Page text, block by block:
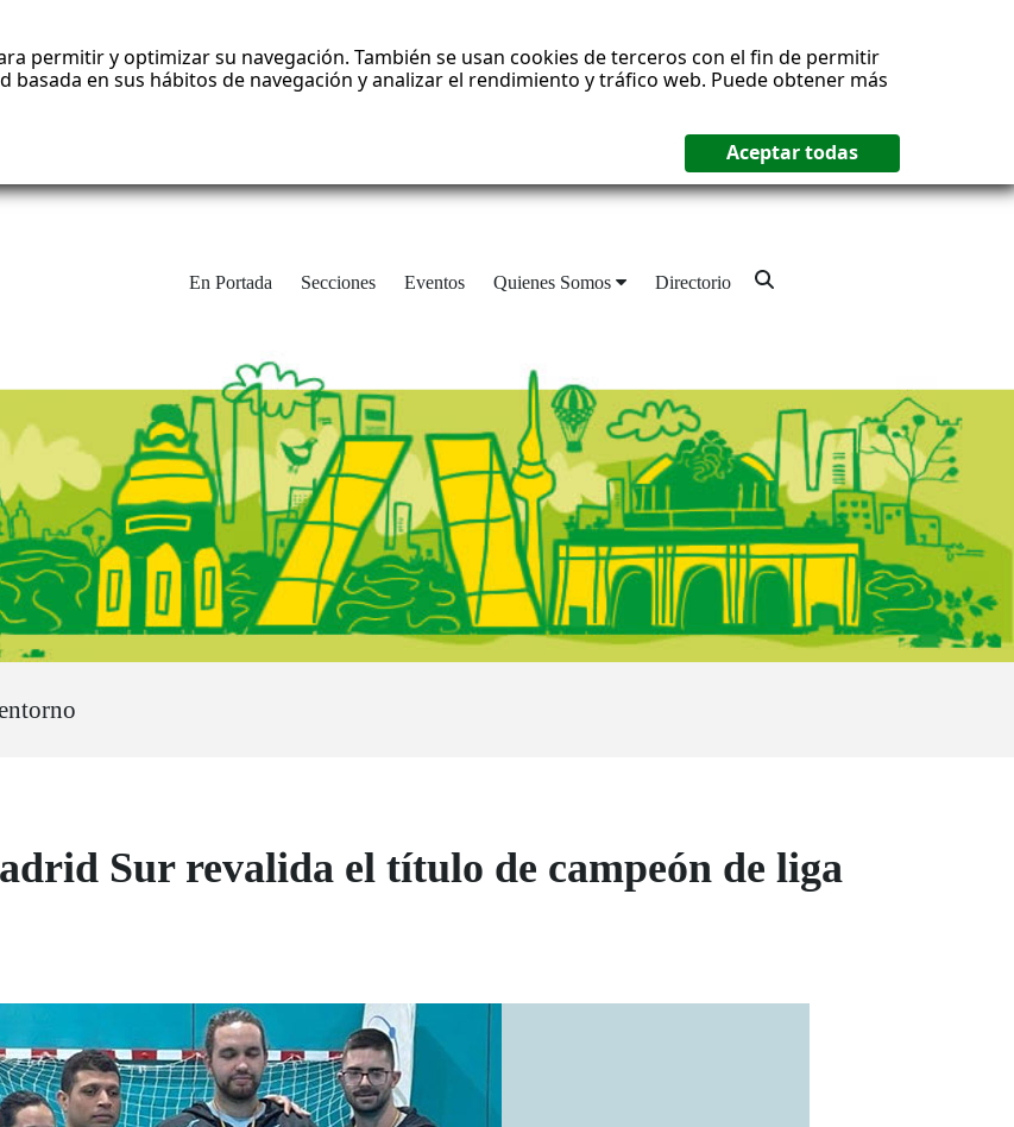
permitir y optimizar su navegación. También se usan cookies de terceros con el fin de permitir
en sus hábitos de navegación y analizar el rendimiento y tráfico web. Puede obtener más
En Portada Secciones Eventos Quienes Somos Directorio
Sur revalida el título de campeón de liga